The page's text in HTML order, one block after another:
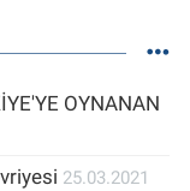
OYNANAN
25.03.2021